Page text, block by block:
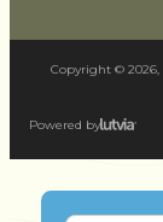
Copyright © 2026,
Powered by